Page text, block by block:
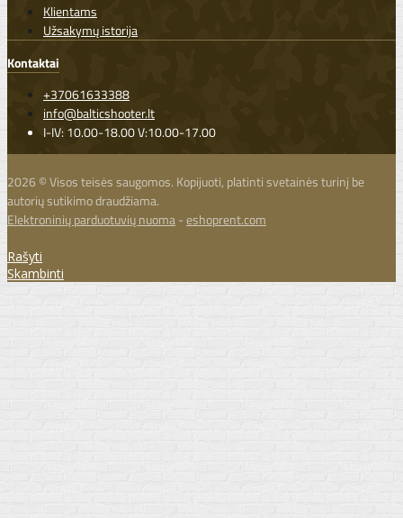
Klientams
Užsakymų istorija
Kontaktai
+37061633388
info@balticshooter.lt
I-IV: 10.00-18.00 V:10.00-17.00
2026 © Visos teisės saugomos. Kopijuoti, platinti svetainės turinį be
autorių sutikimo draudžiama.
Elektroninių parduotuvių nuoma-eshoprent.com
Rašyti
Skambinti